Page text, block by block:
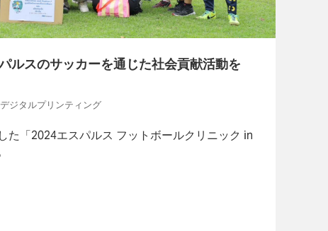
ルスのサッカーを通じた社会貢献活動を
ジタルプリンティング
た「2024エスパルス フットボールクリニック in